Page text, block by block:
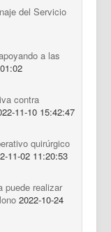
del Servicio
a las
contra
11-10 15:42:47
quirúrgico
11-02 11:20:53
puede realizar
2022-10-24